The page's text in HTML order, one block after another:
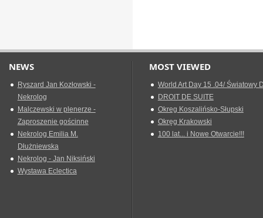
NEWS
Ryszard Jan Kozłowski -
Nekrolog
Malczewski w plenerze -
Zaproszenie gościnne
Nekrolog Emilia M.
Dłużniewska
Nekrolog - Jan Niksiński
Wystawa Eclectica
MOST VIEWED
World Art Day 15 .04/ Światowy
DROIT DE SUITE
Okreg Koszalińsko-Słupski
Okręg Krakowski
100 lat... i Nowe Otwarcie!!!